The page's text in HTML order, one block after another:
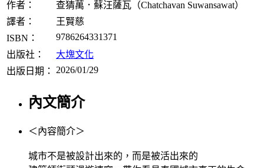
作者：
查猜萬．蘇汪薩瓦（Chatchavan Suwansawat）
譯者：
王賢慈
ISBN：
9786264331371
出版社：
大塊文化
出版日期：
2026/01/29
內文簡介
＜內容簡介＞
城市不是被設計出來的，而是被活出來的